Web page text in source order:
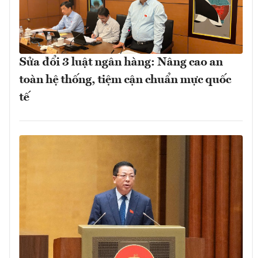
Sửa đổi 3 luật ngân hàng: Nâng cao an
toàn hệ thống, tiệm cận chuẩn mực quốc
tế